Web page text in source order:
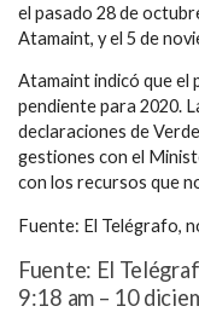
el pasado 28 de
Atamaint, y el 5 de
Atamaint indicó que el
pendiente para 2020.
declaraciones de
gestiones con el
con los recursos que
Fuente: El Telégrafo,
Fuente: El
9:18 am – 10